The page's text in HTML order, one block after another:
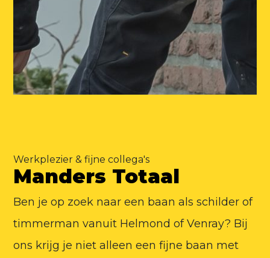
Werkplezier & fijne collega's
Manders Totaal
Ben je op zoek naar een baan als schilder of
timmerman vanuit Helmond of Venray? Bij
ons krijg je niet alleen een fijne baan met